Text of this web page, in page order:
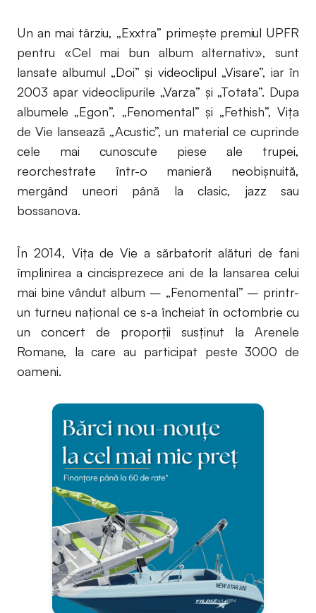
Un an mai târziu, „Exxtra” primește premiul UPFR
pentru «Cel mai bun album alternativ», sunt
lansate albumul „Doi” și videoclipul „Visare”, iar în
2003 apar videoclipurile „Varza” și „Totata”. Dupa
albumele „Egon”, „Fenomental” și „Fethish”, Vița
de Vie lansează „Acustic”, un material ce cuprinde
cele mai cunoscute piese ale trupei,
reorchestrate într-o manieră neobișnuită,
mergând uneori până la clasic, jazz sau
bossanova.
În 2014, Vița de Vie a sărbatorit alături de fani
împlinirea a cincisprezece ani de la lansarea celui
mai bine vândut album – „Fenomental” – printr-
un turneu național ce s-a încheiat în octombrie cu
un concert de proporții susținut la Arenele
Romane, la care au participat peste 3000 de
oameni.